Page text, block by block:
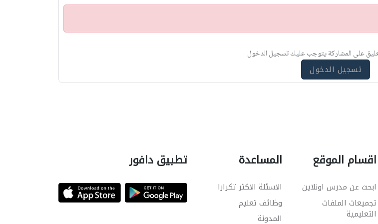
على المشاركة يتوجب عليك تسجيل الدخول
تسجيل الدخول
اقسام الموقع
ابحث عن مدرس اونلاين
تجميعات الملفات
التعليمية
المساعدة
الاسئلة الاكثر تكرارا
وظائف تعليم
المدونة
تطبيق دافور